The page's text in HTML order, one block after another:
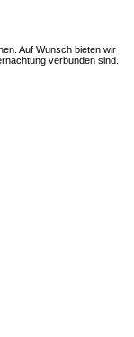
Auf Wunsch bieten wir
verbunden sind.